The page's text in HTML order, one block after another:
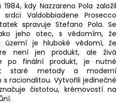
kdy Nazzareno Pola založil
Valdobbiadene Prosecco
spravuje Stefano Pola. Se
jeho otec, s vědomím, že
území je hluboké vědomí, že
není jen produkt, ale živá
po finální produkt, je nutné
staré metody a moderní
s racionalitou.Vytvořili jedinečné
čistotou, krémovostí na